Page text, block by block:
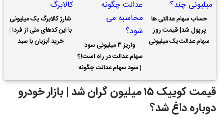
حساب سهام عدالتی ها
پرپول شد| قیمت روز
سهام عدالت یک میلیونی
واریز ۳ میلیونی سود
سهام عدالت در راه است!؟
| سود سهام عدالت چگونه
محاسبه می شود؟
شارژ کالابرگ یک میلیونی
با این کدهای ملی از فردا |
خرید آبزیان با سبد
قیمت کوییک ۱۵ میلیون گران شد | بازار خودرو
دوباره داغ شد؟